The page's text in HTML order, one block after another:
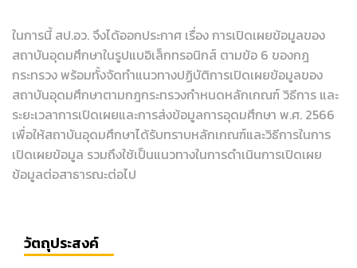
ในการนี้ สป.อว. จึงได้ออกประกาศ เรื่อง การเปิดเผยข้อมูลของ
สถาบันอุดมศึกษาในรูปแบอิเล็กทรอนิกส์ ตามข้อ 6 ของกฎ
กระทรวง พร้อมทั้งจัดทำแนวทางปฏิบัติการเปิดเผยข้อมูลของ
สถาบันอุดมศึกษาตามกฎกระทรวงกำหนดหลักเกณฑ์ วิธีการ และ
ระยะเวลาการเปิดเผยและการส่งข้อมูลการอุดมศึกษา พ.ศ. 2566
เพื่อให้สถาบันอุดมศึกษาได้รับทราบหลักเกณฑ์และวิธีการในการ
เปิดเผยข้อมูล รวมถึงใช้เป็นแนวทางในการดำเนินการเปิดเผย
ข้อมูลต่อสาธารณะต่อไป
วัตถุประสงค์